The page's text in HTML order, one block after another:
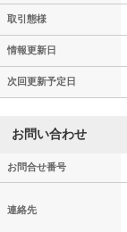
取引態様
情報更新日
次回更新予定日
お問い合わせ
お問合せ番号
連絡先